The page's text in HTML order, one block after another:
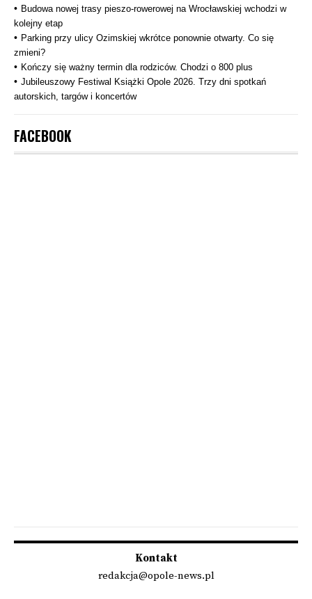
Budowa nowej trasy pieszo‑rowerowej na Wrocławskiej wchodzi w
kolejny etap
Parking przy ulicy Ozimskiej wkrótce ponownie otwarty. Co się
zmieni?
Kończy się ważny termin dla rodziców. Chodzi o 800 plus
Jubileuszowy Festiwal Książki Opole 2026. Trzy dni spotkań
autorskich, targów i koncertów
FACEBOOK
Kontakt
redakcja@opole-news.pl